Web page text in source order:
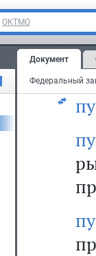
ОКТМО
Документ